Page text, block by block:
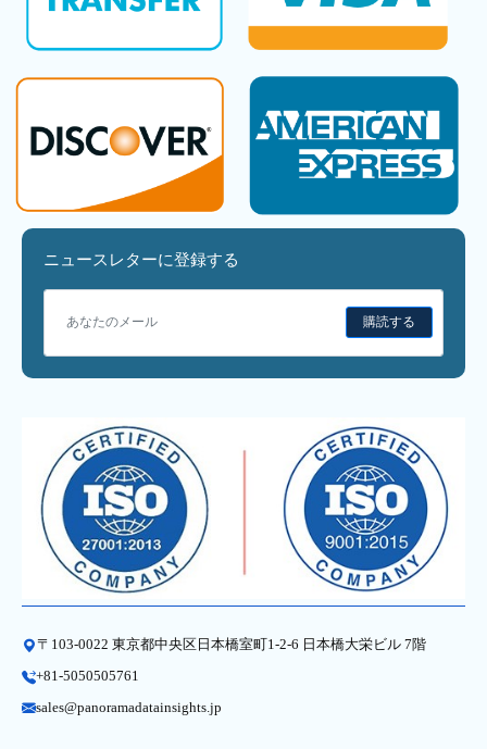
ニュースレターに登録する
購読する
〒103-0022 東京都中央区日本橋室町1-2-6 日本橋大栄ビル 7階
+81-5050505761
sales@panoramadatainsights.jp